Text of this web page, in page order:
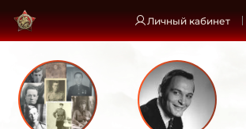
Личный кабинет